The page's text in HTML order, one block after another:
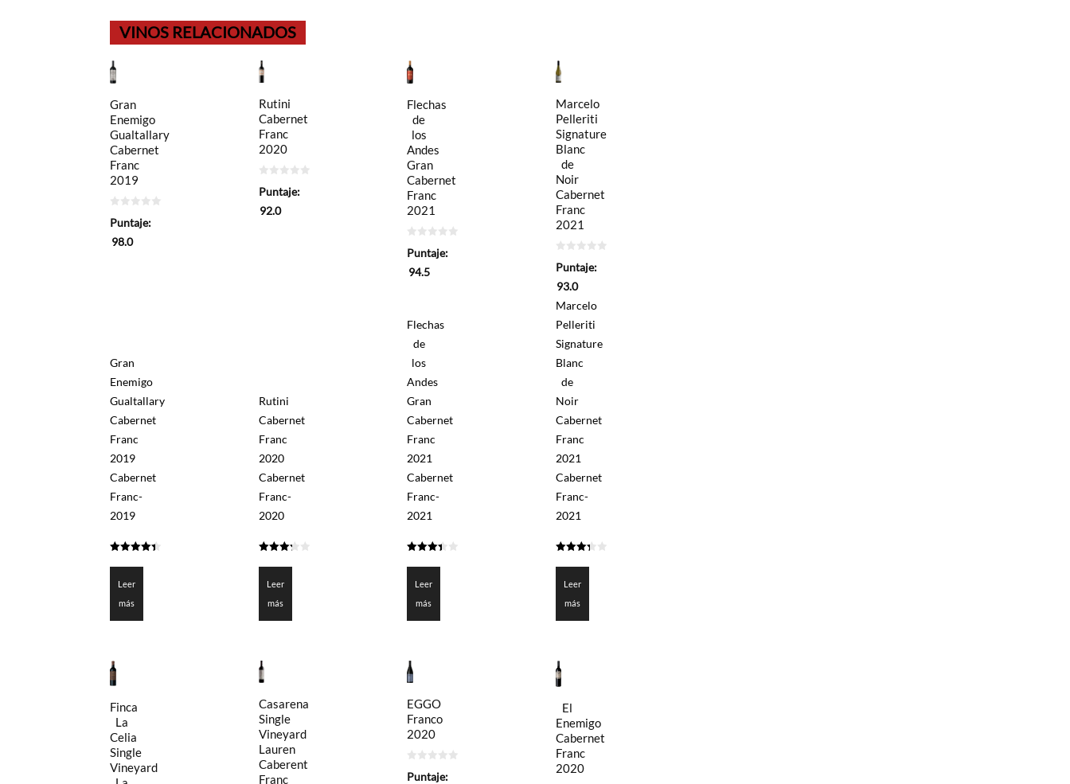
VINOS RELACIONADOS
Gran
Enemigo
Gualtallary
Cabernet
Franc
2019
de
Puntaje:
98.0
Gran
Enemigo
Gualtallary
Cabernet
Franc
2019
Cabernet
Franc-
2019
Leer
más
Rutini
Cabernet
Franc
2020
de
Puntaje:
92.0
Rutini
Cabernet
Franc
2020
Cabernet
Franc-
2020
Leer
más
Flechas
de
los
Andes
Gran
Cabernet
Franc
2021
de
Puntaje:
94.5
Flechas
de
los
Andes
Gran
Cabernet
Franc
2021
Cabernet
Franc-
2021
Leer
más
Marcelo
Pelleriti
Signature
Blanc
de
Noir
Cabernet
Franc
2021
de
Puntaje:
93.0
Marcelo
Pelleriti
Signature
Blanc
de
Noir
Cabernet
Franc
2021
Cabernet
Franc-
2021
Leer
más
Finca
La
Celia
Single
Vineyard
Casarena
Single
Vineyard
Lauren
Caberent
Franc
EGGO
Franco
2020
de
Puntaje:
El
Enemigo
Cabernet
Franc
2020